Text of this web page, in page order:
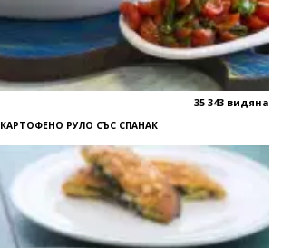
35 343 видяна
КАРТОФЕНО РУЛО СЪС СПАНАК